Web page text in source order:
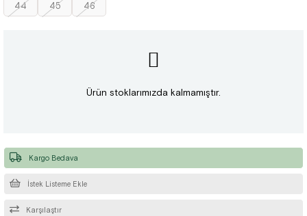
44
45 46
Ürün stoklarımızda kalmamıştır.
İstek Listeme Ekle
Karşılaştır
Kargo Bedava